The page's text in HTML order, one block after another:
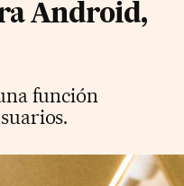
Android,
función